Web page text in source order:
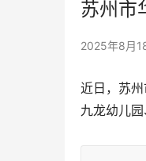
苏州市
2025年8月
近日，苏
九龙幼儿